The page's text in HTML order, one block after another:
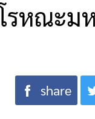
รหณะม
share